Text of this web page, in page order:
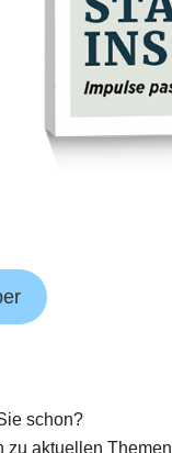
schon?
zu aktuellen Themen